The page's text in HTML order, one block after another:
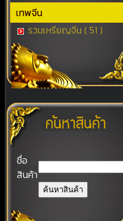
เทพจีน
รวมเหรียญจีน ( 51 )
ชื่อ
สินค้า